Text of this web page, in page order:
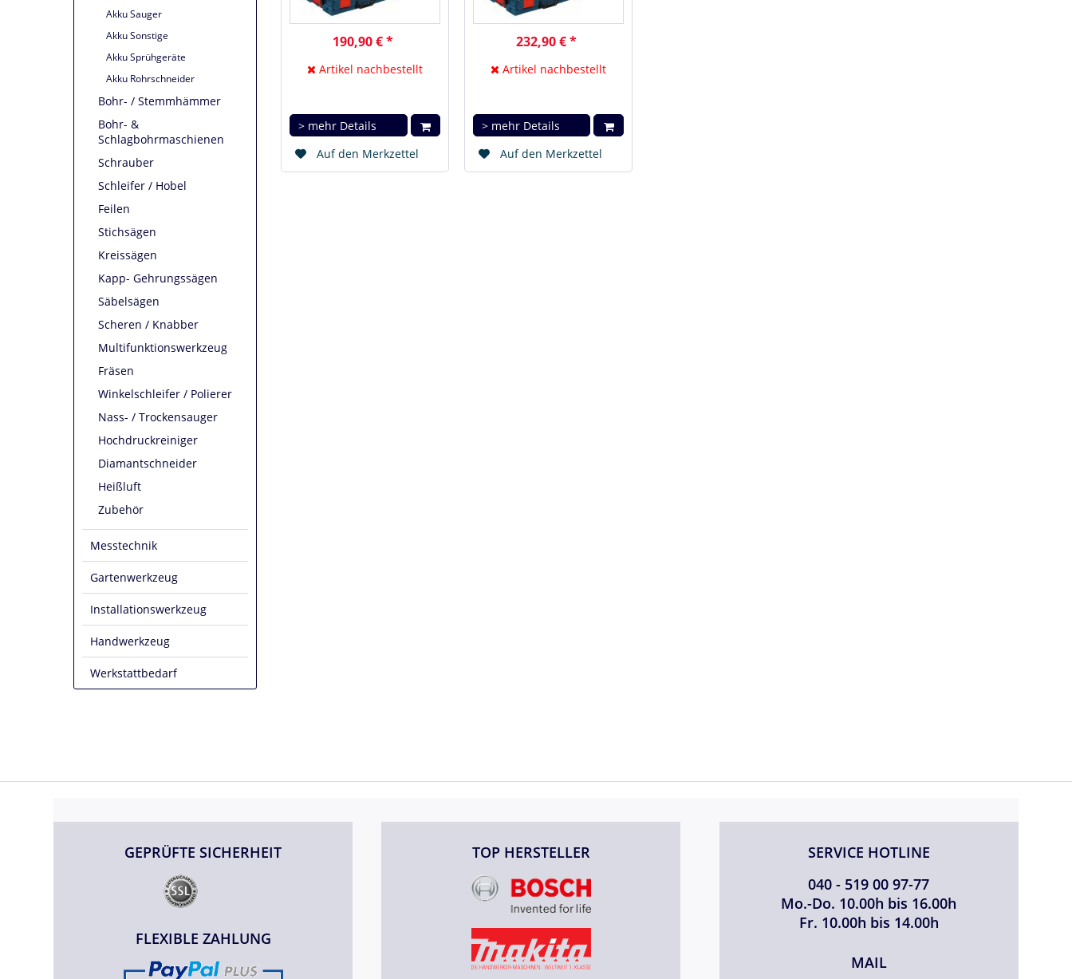
Akku Sauger
Akku Sonstige
Akku Sprühgeräte
Akku Rohrschneider
Bohr- / Stemmhämmer
Bohr- &
Schlagbohrmaschienen
Schrauber
Schleifer / Hobel
Feilen
Stichsägen
Kreissägen
Kapp- Gehrungssägen
Säbelsägen
Scheren / Knabber
Multifunktionswerkzeug
Fräsen
Winkelschleifer / Polierer
Nass- / Trockensauger
Hochdruckreiniger
Diamantschneider
Heißluft
Zubehör
Messtechnik
Gartenwerkzeug
Installationswerkzeug
Handwerkzeug
Werkstattbedarf
190,90 € *
Artikel nachbestellt
> mehr Details
Auf den Merkzettel
232,90 € *
Artikel nachbestellt
> mehr Details
Auf den Merkzettel
GEPRÜFTE SICHERHEIT
FLEXIBLE ZAHLUNG
TOP HERSTELLER
SERVICE HOTLINE
040 - 519 00 97-77
Mo.-Do. 10.00h bis 16.00h
Fr. 10.00h bis 14.00h
MAIL